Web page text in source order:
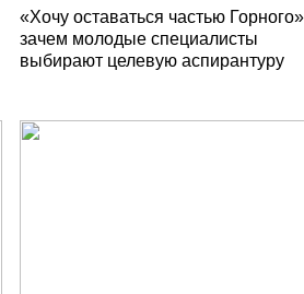
«Хочу оставаться частью
зачем молодые специалисты
выбирают целевую аспирантуру